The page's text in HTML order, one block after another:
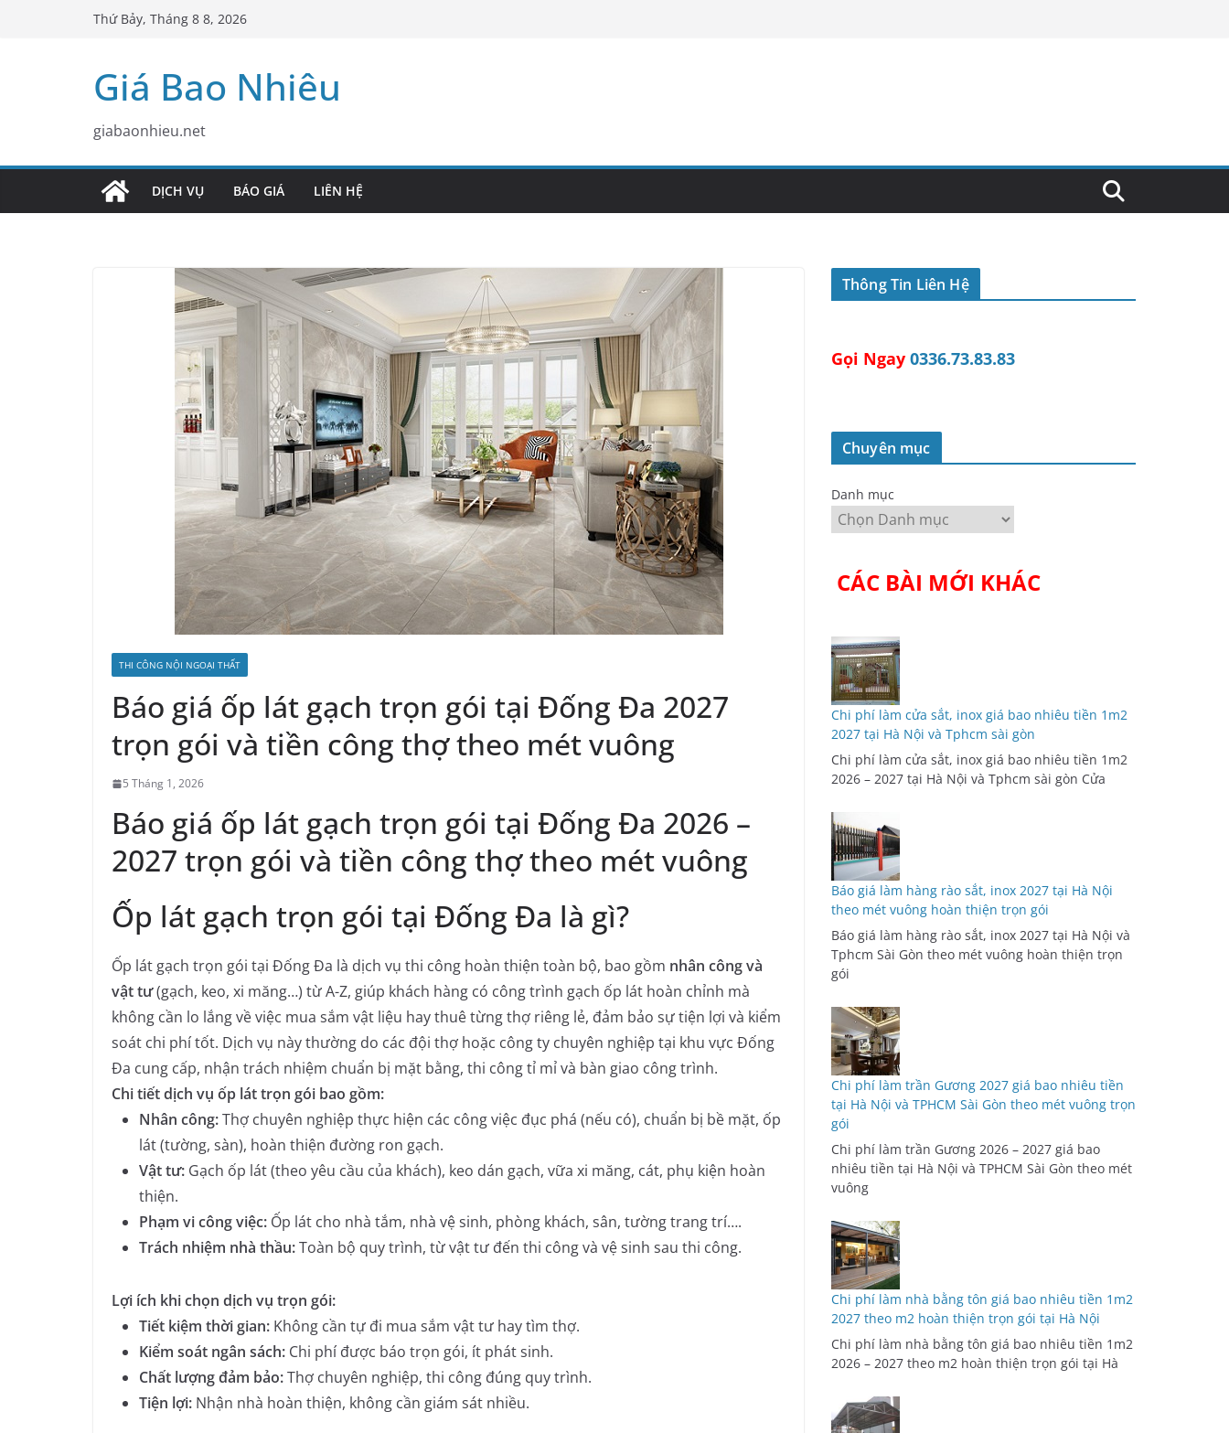
Thứ Bảy, Tháng 8 8, 2026
Giá Bao Nhiêu
giabaonhieu.net
DỊCH VỤ BÁO GIÁ LIÊN HỆ
THI CÔNG NỘI NGOẠI THẤT
Báo giá ốp lát gạch trọn gói tại Đống Đa 2027
trọn gói và tiền công thợ theo mét vuông
5 Tháng 1, 2026
Báo giá ốp lát gạch trọn gói tại Đống Đa 2026 –
2027 trọn gói và tiền công thợ theo mét vuông
Ốp lát gạch trọn gói tại Đống Đa là gì?
Ốp lát gạch trọn gói tại Đống Đa là dịch vụ thi công hoàn thiện toàn bộ, bao gồm nhân công và
vật tư(gạch, keo, xi măng…) từ A-Z, giúp khách hàng có công trình gạch ốp lát hoàn chỉnh mà
không cần lo lắng về việc mua sắm vật liệu hay thuê từng thợ riêng lẻ, đảm bảo sự tiện lợi và kiểm
soát chi phí tốt. Dịch vụ này thường do các đội thợ hoặc công ty chuyên nghiệp tại khu vực Đống
Đa cung cấp, nhận trách nhiệm chuẩn bị mặt bằng, thi công tỉ mỉ và bàn giao công trình.
Chi tiết dịch vụ ốp lát trọn gói bao gồm:
Nhân công:Thợ chuyên nghiệp thực hiện các công việc đục phá (nếu có), chuẩn bị bề mặt, ốp
lát (tường, sàn), hoàn thiện đường ron gạch.
Vật tư: Gạch ốp lát (theo yêu cầu của khách), keo dán gạch, vữa xi măng, cát, phụ kiện hoàn
thiện.
Phạm vi công việc: Ốp lát cho nhà tắm, nhà vệ sinh, phòng khách, sân, tường trang trí….
Trách nhiệm nhà thầu:Toàn bộ quy trình, từ vật tư đến thi công và vệ sinh sau thi công.
Lợi ích khi chọn dịch vụ trọn gói:
Tiết kiệm thời gian: Không cần tự đi mua sắm vật tư hay tìm thợ.
Kiểm soát ngân sách: Chi phí được báo trọn gói, ít phát sinh.
Chất lượng đảm bảo:Thợ chuyên nghiệp, thi công đúng quy trình.
Tiện lợi: Nhận nhà hoàn thiện, không cần giám sát nhiều.
Thông Tin Liên Hệ
Gọi Ngay 0336.73.83.83
Chuyên mục
Danh mục
CÁC BÀI MỚI KHÁC
Chi phí làm cửa sắt, inox giá bao nhiêu tiền 1m2
2027 tại Hà Nội và Tphcm sài gòn
Chi phí làm cửa sắt, inox giá bao nhiêu tiền 1m2
2026 – 2027 tại Hà Nội và Tphcm sài gòn Cửa
Báo giá làm hàng rào sắt, inox 2027 tại Hà Nội
theo mét vuông hoàn thiện trọn gói
Báo giá làm hàng rào sắt, inox 2027 tại Hà Nội và
Tphcm Sài Gòn theo mét vuông hoàn thiện trọn
gói
Chi phí làm trần Gương 2027 giá bao nhiêu tiền
tại Hà Nội và TPHCM Sài Gòn theo mét vuông trọn
gói
Chi phí làm trần Gương 2026 – 2027 giá bao
nhiêu tiền tại Hà Nội và TPHCM Sài Gòn theo mét
vuông
Chi phí làm nhà bằng tôn giá bao nhiêu tiền 1m2
2027 theo m2 hoàn thiện trọn gói tại Hà Nội
Chi phí làm nhà bằng tôn giá bao nhiêu tiền 1m2
2026 – 2027 theo m2 hoàn thiện trọn gói tại Hà